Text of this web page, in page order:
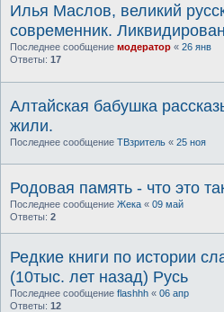
Илья Маслов, великий
современник.
Последнее сообщение модератор « 26 янв
Ответы: 17
Алтайская бабушка
жили.
Последнее сообщение ТВзритель « 25 ноя
Родовая память - что это
Последнее сообщение Жека « 09 май
Ответы: 2
Редкие книги по истории
(10тыс. лет назад) Русь
Последнее сообщение flashhh « 06 апр
Ответы: 12